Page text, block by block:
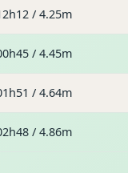
/ 4.25m
/ 4.45m
/ 4.64m
/ 4.86m